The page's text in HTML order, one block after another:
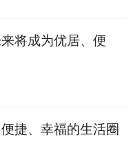
将成为优居、便
捷、幸福的生活圈